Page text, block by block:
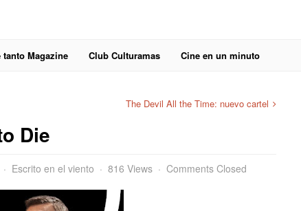
tanto Magazine Club Culturamas Cine en un minuto
The Devil All the Time: nuevo cartel
Die
Escrito en el viento 816 Views Comments Closed